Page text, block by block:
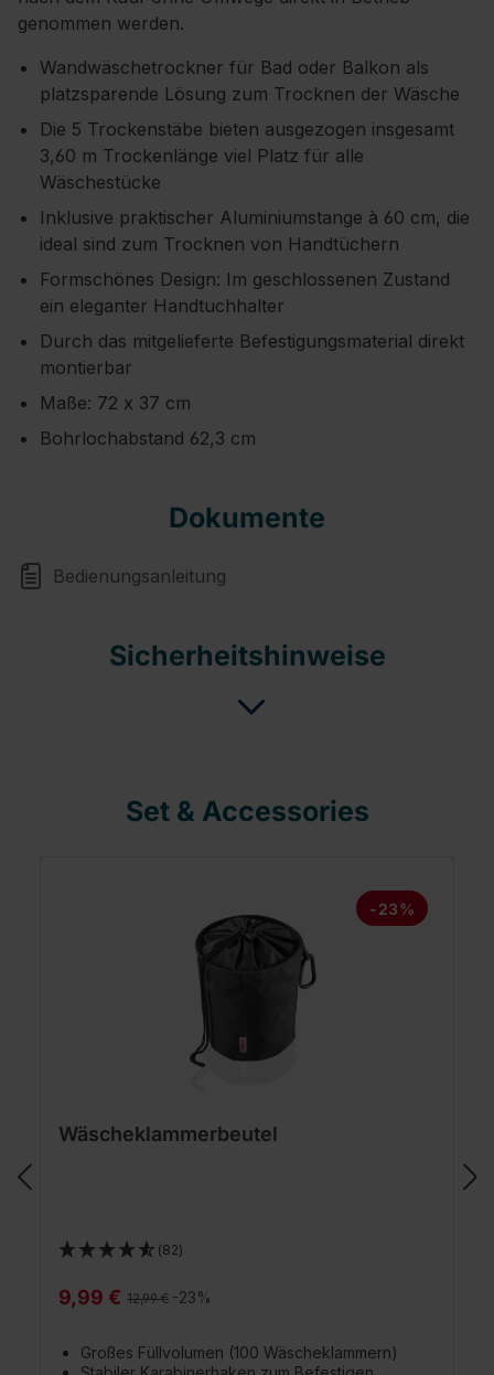
genommen werden.
Wandwäschetrockner für Bad oder Balkon als
platzsparende Lösung zum Trocknen der Wäsche
Die 5 Trockenstäbe bieten ausgezogen insgesamt
3,60 m Trockenlänge viel Platz für alle
Wäschestücke
Inklusive praktischer Aluminiumstange à 60 cm, die
ideal sind zum Trocknen von Handtüchern
Formschönes Design: Im geschlossenen Zustand
ein eleganter Handtuchhalter
Durch das mitgelieferte Befestigungsmaterial direkt
montierbar
Maße: 72 x 37 cm
Bohrlochabstand 62,3 cm
Dokumente
Bedienungsanleitung
Sicherheitshinweise
Set & Accessories
-23%
Wäscheklammerbeutel
(82)
9,99 € Regulärer Preis:
12,99 € -23%
Großes Füllvolumen (100 Wäscheklammern)